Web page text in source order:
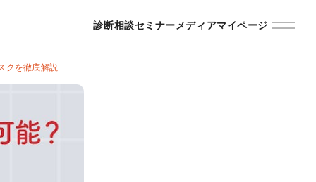
診断相談セミナーメディアマイページ
クを徹底解説